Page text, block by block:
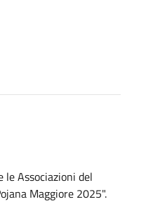
le Associazioni del
Maggiore 2025".